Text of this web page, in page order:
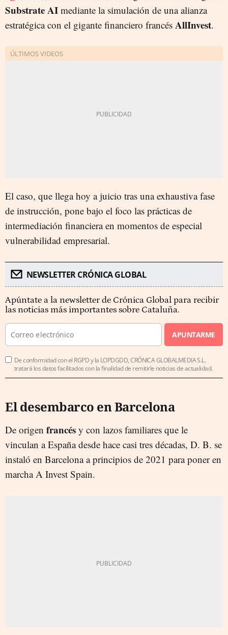
Substrate AI mediante la simulación de una alianza
estratégica con el gigante financiero francés AllInvest.
El caso, que llega hoy a juicio tras una exhaustiva fase
de instrucción, pone bajo el foco las prácticas de
intermediación financiera en momentos de especial
vulnerabilidad empresarial.
NEWSLETTER CRÓNICA GLOBAL
Apúntate a la newsletter de Crónica Global para recibir
las noticias más importantes sobre Cataluña.
APUNTARME
De conformidad con el RGPD y la LOPDGDD, CRÓNICA GLOBALMEDIA S.L.
tratará los datos facilitados con la finalidad de remitirle noticias de actualidad.
El desembarco en Barcelona
De origen francés y con lazos familiares que le
vinculan a España desde hace casi tres décadas, D. B. se
instaló en Barcelona a principios de 2021 para poner en
marcha A Invest Spain.